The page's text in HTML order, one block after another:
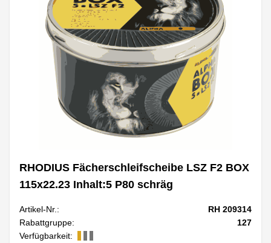
RHODIUS Fächerschleifscheibe LSZ F2 BOX
115x22.23 Inhalt:5 P80 schräg
Artikel-Nr.:
RH 209314
Rabattgruppe:
127
Verfügbarkeit: